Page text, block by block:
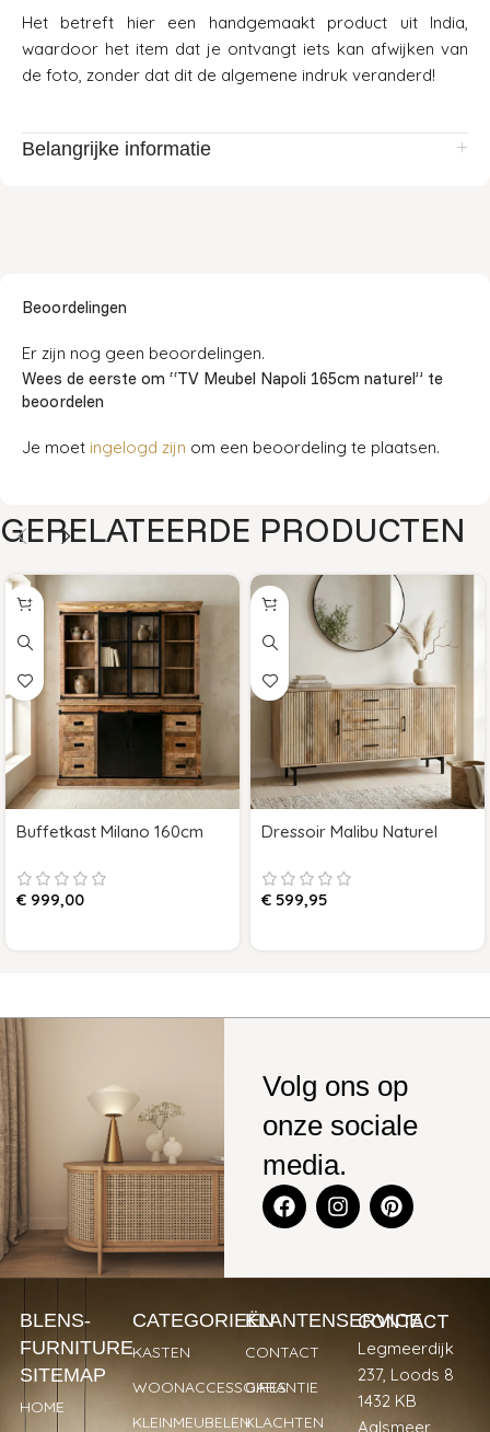
Het betreft hier een handgemaakt product uit India,
waardoor het item dat je ontvangt iets kan afwijken van
de foto, zonder dat dit de algemene indruk veranderd!
Belangrijke informatie
Beoordelingen
Er zijn nog geen beoordelingen.
Wees de eerste om “TV Meubel Napoli 165cm naturel” te
beoordelen
Je moet ingelogd zijn om een beoordeling te plaatsen.
GERELATEERDE PRODUCTEN
Buffetkast Milano 160cm
€ 999,00
Dressoir Malibu Naturel
€ 599,95
Volg ons op
onze sociale
media.
BLENS-
FURNITURE
SITEMAP
HOME
CATEGORIEËN
KASTEN
WOONACCESSOIRES
KLEINMEUBELEN
KLANTENSERVICE
CONTACT
GARANTIE
KLACHTEN
CONTACT
Legmeerdijk
237, Loods 8
1432 KB
Aalsmeer